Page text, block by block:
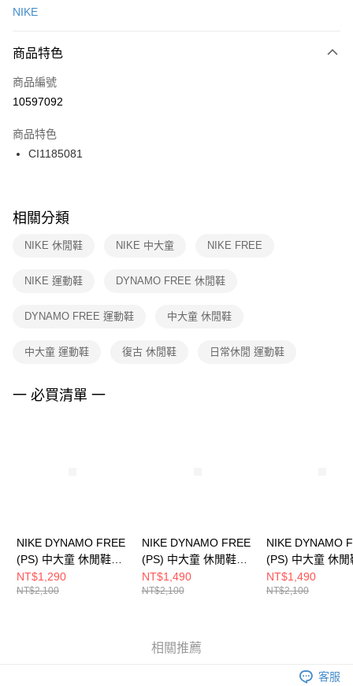
便利好安心！
３．安心：先確認商品／服務後，再付款。
【「AFTEE先享後付」結帳流程】
１．於結帳方式選擇「AFTEE先享後付」後，將跳轉至「AFTEE先享後付」
２．訂單成立數日內，您將收到繳費通知簡訊。
３．收到繳費通知簡訊後14天內，點擊此簡訊中的連結，可透過四大超商／
ATM／網路銀行／等多元方式進行付款，方視為交易完成。
※ 交易是否成功請以「AFTEE先享後付 」之結帳頁面顯示為準，若有關於
是否繳費成功／繳費後需取消欲退款等相關疑問，請聯繫「AFTEE先享後付
客戶支援中心」
https://netprotections.freshdesk.com/support/home
１．透過由恩沛科技股份有限公司提供之「AFTEE先享後付」服務完成之交
權轉讓予恩沛科技股份有限公司。
３．未成年的使用者請事先徵得法定代理人或監護人之同意方可使用
４．使用「AFTEE先享後付」時，將依據個別帳號之用戶狀況，依本公司即
運送方式
每筆NT$100，滿NT$1,500(含以上)免運費
宅配
每筆NT$100，滿NT$1,500(含以上)免運費
付款後門市自取
每筆NT$100，滿NT$1,500(含以上)免運費
NIKE
商品特色
商品編號
10597092
商品特色
CI1185081
相關分類
NIKE 休閒鞋 NIKE 中大童 NIKE FREE
NIKE 運動鞋 DYNAMO FREE 休閒鞋
DYNAMO FREE 運動鞋 中大童 休閒鞋
中大童 運動鞋 復古 休閒鞋 日常休閒 運動鞋
一 必買清單 一
NIKE DYNAMO FREE
(PS) 中大童 休閒鞋
343738105
NT$1,290
NT$2,100
NIKE DYNAMO FREE
(PS) 中大童 休閒鞋
343738621
NT$1,490
NT$2,100
NIKE DYNAMO
(PS) 中大童 休閒
343738032
NT$1,490
NT$2,100
相關推薦
客服